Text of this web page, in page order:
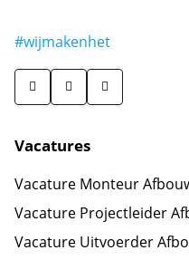
#wijmakenhet
Vacatures
Vacature Monteur
Vacature Projectleider
Vacature Uitvoerder